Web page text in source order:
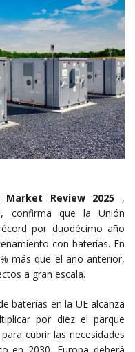
Review 2025 ,
confirma que la Unión
por duodécimo año
con baterías. En
más que el año anterior,
a gran escala.
baterías en la UE alcanza
por diez el parque
cubrir las necesidades